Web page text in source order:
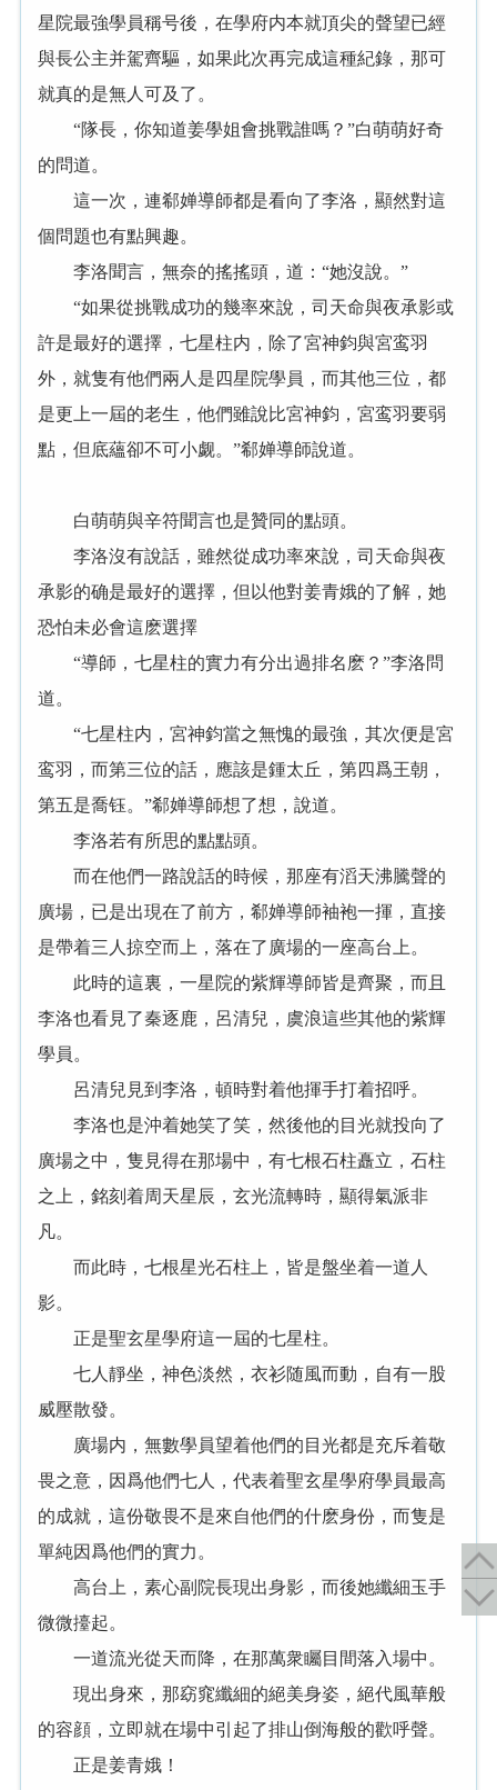
星院最強學員稱号後，在學府内本就頂尖的聲望已經
與長公主并駕齊驅，如果此次再完成這種紀錄，那可
就真的是無人可及了。
“隊長，你知道姜學姐會挑戰誰嗎？”白萌萌好奇
的問道。
這一次，連郗婵導師都是看向了李洛，顯然對這
個問題也有點興趣。
李洛聞言，無奈的搖搖頭，道：“她沒說。”
“如果從挑戰成功的幾率來說，司天命與夜承影或
許是最好的選擇，七星柱内，除了宮神鈞與宮鸾羽
外，就隻有他們兩人是四星院學員，而其他三位，都
是更上一屆的老生，他們雖說比宮神鈞，宮鸾羽要弱
點，但底蘊卻不可小觑。”郗婵導師說道。
白萌萌與辛符聞言也是贊同的點頭。
李洛沒有說話，雖然從成功率來說，司天命與夜
承影的确是最好的選擇，但以他對姜青娥的了解，她
恐怕未必會這麽選擇
“導師，七星柱的實力有分出過排名麽？”李洛問
道。
“七星柱内，宮神鈞當之無愧的最強，其次便是宮
鸾羽，而第三位的話，應該是鍾太丘，第四爲王朝，
第五是喬钰。”郗婵導師想了想，說道。
李洛若有所思的點點頭。
而在他們一路說話的時候，那座有滔天沸騰聲的
廣場，已是出現在了前方，郗婵導師袖袍一揮，直接
是帶着三人掠空而上，落在了廣場的一座高台上。
此時的這裏，一星院的紫輝導師皆是齊聚，而且
李洛也看見了秦逐鹿，呂清兒，虞浪這些其他的紫輝
學員。
呂清兒見到李洛，頓時對着他揮手打着招呼。
李洛也是沖着她笑了笑，然後他的目光就投向了
廣場之中，隻見得在那場中，有七根石柱矗立，石柱
之上，銘刻着周天星辰，玄光流轉時，顯得氣派非
凡。
而此時，七根星光石柱上，皆是盤坐着一道人
影。
正是聖玄星學府這一屆的七星柱。
七人靜坐，神色淡然，衣衫随風而動，自有一股
威壓散發。
廣場内，無數學員望着他們的目光都是充斥着敬
畏之意，因爲他們七人，代表着聖玄星學府學員最高
的成就，這份敬畏不是來自他們的什麽身份，而隻是
單純因爲他們的實力。
高台上，素心副院長現出身影，而後她纖細玉手
微微擡起。
一道流光從天而降，在那萬衆矚目間落入場中。
現出身來，那窈窕纖細的絕美身姿，絕代風華般
的容顔，立即就在場中引起了排山倒海般的歡呼聲。
正是姜青娥！